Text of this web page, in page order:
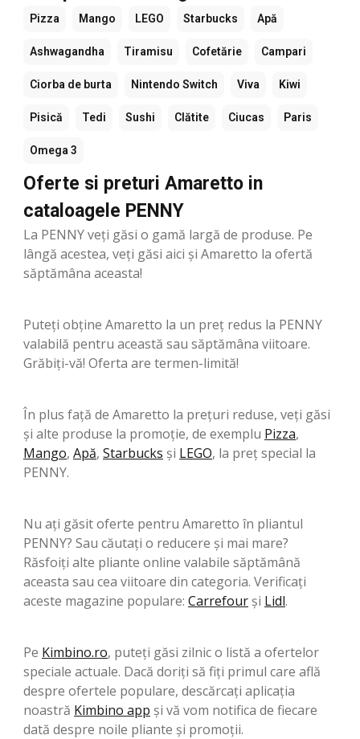
Pizza Mango LEGO Starbucks Apă
Ashwagandha Tiramisu Cofetărie Campari
Ciorba de burta Nintendo Switch Viva Kiwi
Pisică Tedi Sushi Clătite Ciucas Paris
Omega 3
Oferte si preturi Amaretto in
cataloagele PENNY
La PENNY veți găsi o gamă largă de produse. Pe
lângă acestea, veți găsi aici și Amaretto la ofertă
săptămâna aceasta!
Puteți obține Amaretto la un preț redus la PENNY
valabilă pentru această sau săptămâna viitoare.
Grăbiți-vă! Oferta are termen-limită!
În plus față de Amaretto la prețuri reduse, veți găsi
și alte produse la promoție, de exemplu Pizza,
Mango, Apă, Starbucks şi LEGO, la preț special la
PENNY.
Nu ați găsit oferte pentru Amaretto în pliantul
PENNY? Sau căutați o reducere și mai mare?
Răsfoiți alte pliante online valabile săptămână
aceasta sau cea viitoare din categoria. Verificați
aceste magazine populare: Carrefour şi Lidl.
Pe Kimbino.ro, puteți găsi zilnic o listă a ofertelor
speciale actuale. Dacă doriți să fiți primul care află
despre ofertele populare, descărcați aplicația
noastră Kimbino app și vă vom notifica de fiecare
dată despre noile pliante și promoții.